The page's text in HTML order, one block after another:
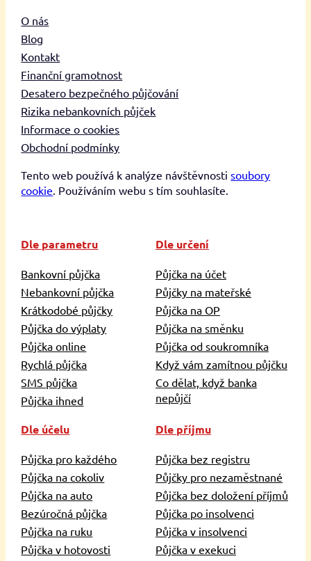
O nás
Blog
Kontakt
Finanční gramotnost
Desatero bezpečného půjčování
Rizika nebankovních půjček
Informace o cookies
Obchodní podmínky
Tento web používá k analýze návštěvnostisoubory
cookie . Používáním webu s tím souhlasíte.
Dle parametru
Bankovní půjčka
Nebankovní půjčka
Krátkodobé půjčky
Půjčka do výplaty
Půjčka online
Rychlá půjčka
SMS půjčka
Půjčka ihned
Dle určení
Půjčka na účet
Půjčky na mateřské
Půjčka na OP
Půjčka na směnku
Půjčka od soukromníka
Když vám zamítnou půjčku
Co dělat, když banka
nepůjčí
Dle účelu
Půjčka pro každého
Půjčka na cokoliv
Půjčka na auto
Bezúročná půjčka
Půjčka na ruku
Půjčka v hotovosti
Dle příjmu
Půjčka bez registru
Půjčky pro nezaměstnané
Půjčka bez doložení příjmů
Půjčka po insolvenci
Půjčka v insolvenci
Půjčka v exekuci